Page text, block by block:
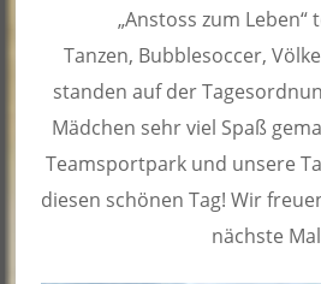
„Anstoss zum Leben“
Tanzen, Bubblesoccer,
standen auf der
Mädchen sehr viel Spaß
Teamsportpark und unsere
diesen schönen Tag! Wir
nächste